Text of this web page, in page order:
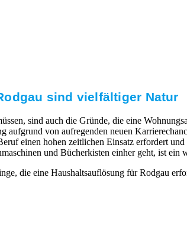
sind vielfältiger Natur
sind auch die Gründe, die eine
von aufregenden neuen
einen hohen zeitlichen Einsatz erfordert
und Bücherkisten einher geht, ist ein
die eine Haushaltsauflösung für Rodgau⁠